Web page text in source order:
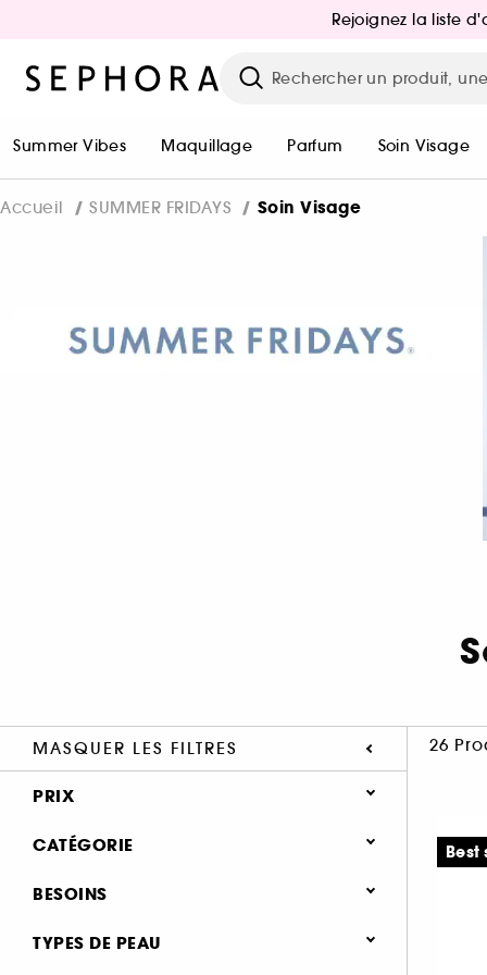
Rejoignez la liste
Summer Vibes Maquillage Parfum Soin Visage
Accueil SUMMER FRIDAYS Soin Visage
MASQUER LES FILTRES 26
PRIX
CATÉGORIE
Soin Visage
Meilleures ventes 🔥 (1)
BESOINS
Soin hydratant & nourrissant (19)
TYPES DE PEAU
Best